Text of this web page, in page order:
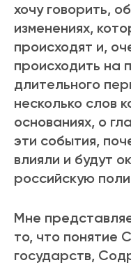
хочу говорить,
изменениях,
происходят и,
происходить на
длительного
несколько слов
основаниях, о
эти события,
влияли и будут
российскую
Мне
то, что понятие
государств,